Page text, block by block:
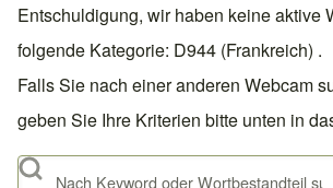
Entschuldigung, wir haben keine aktive
folgende Kategorie: D944 (Frankreich) .
Falls Sie nach einer anderen Webcam
geben Sie Ihre Kriterien bitte unten in
Suche